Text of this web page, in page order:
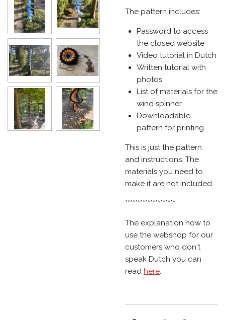
The pattern includes:
Password to access
the closed website
Video tutorial in Dutch
Written tutorial with
photos
List of materials for the
wind spinner
Downloadable
pattern for printing
This is just the pattern
and instructions. The
materials you need to
make it are not included.
********************
The explanation how to
use the webshop for our
customers who don't
speak Dutch you can
read here.